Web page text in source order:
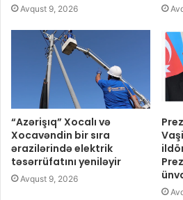
Avqust 9, 2026
“Azərişıq” Xocalı və
Xocavəndin bir sıra
ərazilərində elektrik
təsərrüfatını yeniləyir
Avqust 9, 2026